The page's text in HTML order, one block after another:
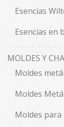
Esencias
Esencias en
MOLDES Y
Moldes
Moldes
Moldes para